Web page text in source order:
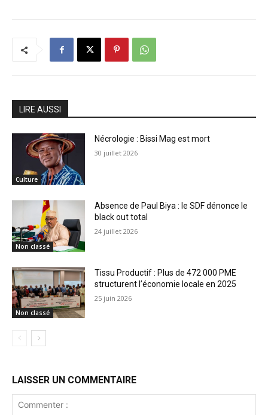
LIRE AUSSI
Culture
Nécrologie : Bissi Mag est mort
30 juillet 2026
Non classé
Absence de Paul Biya : le SDF dénonce le
black out total
24 juillet 2026
Non classé
Tissu Productif : Plus de 472 000 PME
structurent l’économie locale en 2025
25 juin 2026
LAISSER UN COMMENTAIRE